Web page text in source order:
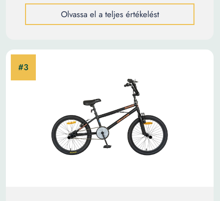
Olvassa el a teljes értékelést